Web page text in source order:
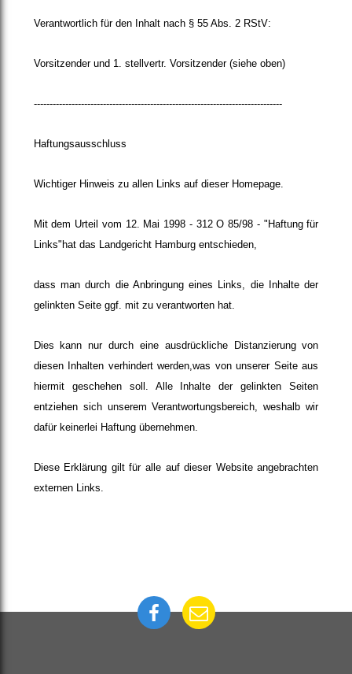
Verantwortlich für den Inhalt nach § 55 Abs. 2 RStV:
Vorsitzender und 1. stellvertr. Vorsitzender (siehe oben)
-------------------------------------------------------------------------------
Haftungsausschluss
Wichtiger Hinweis zu allen Links auf dieser Homepage.
Mit dem Urteil vom 12. Mai 1998 - 312 O 85/98 - "Haftung für
Links"hat das Landgericht Hamburg entschieden,
dass man durch die Anbringung eines Links, die Inhalte der
gelinkten Seite ggf. mit zu verantworten hat.
Dies kann nur durch eine ausdrückliche Distanzierung von
diesen Inhalten verhindert werden,was von unserer Seite aus
hiermit geschehen soll. Alle Inhalte der gelinkten Seiten
entziehen sich unserem Verantwortungsbereich, weshalb wir
dafür keinerlei Haftung übernehmen.
Diese Erklärung gilt für alle auf dieser Website angebrachten
externen Links.